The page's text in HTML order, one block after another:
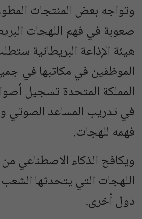
وتواجه بعض المنتجات
صعوبة في فهم اللهجات
هيئة الإذاعة البريطانية
الموظفين في مكاتبها في
المملكة المتحدة تسجيل
في تدريب المساعد الصوتي
فهمه للهجات.
ويكافح الذكاء الاصطناعي
اللهجات التي يتحدثها الشعب
دول أخرى.